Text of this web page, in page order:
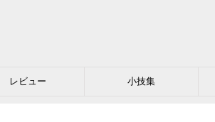
レビュー 小技集